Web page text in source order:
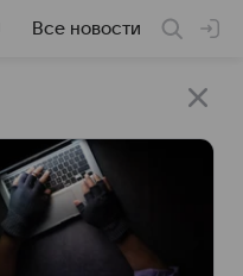
Все новости